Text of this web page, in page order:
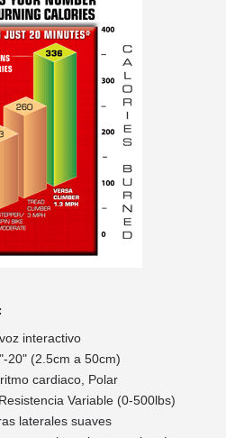
:
interactivo
20" (2.5cm a 50cm)
cardiaco, Polar
Variable (0-500lbs)
laterales suaves